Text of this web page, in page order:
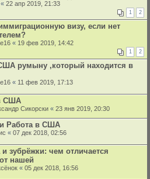
« 22 апр 2019, 21:33
1 2
визу, если нет
« 19 фев 2019, 14:42
1 2
румыну ,который находится в
« 11 фев 2019, 17:13
США
Сикорски « 23 янв 2019, 20:30
и Работа в США
« 07 дек 2018, 02:56
зубрёжки: чем отличается
нашей
« 05 дек 2018, 16:56